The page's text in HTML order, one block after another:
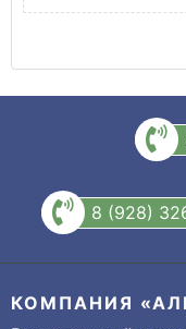
8 (928)
КОМПАНИЯ